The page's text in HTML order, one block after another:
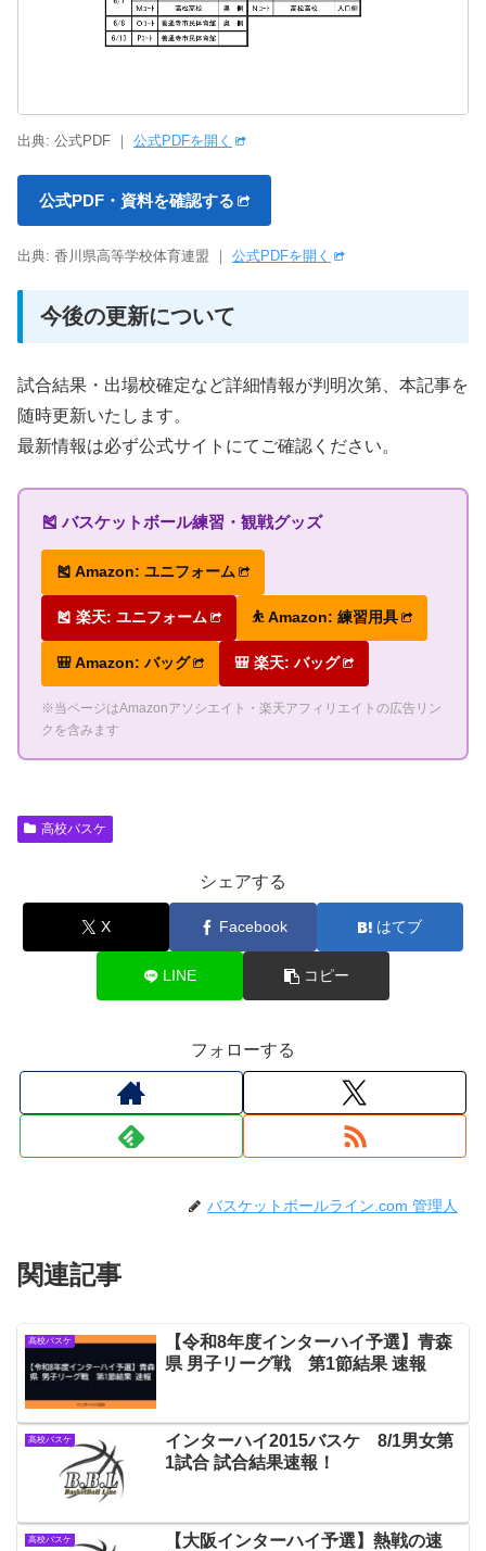
出典: 公式PDF ｜ 公式PDFを開く
公式PDF・資料を確認する
出典: 香川県高等学校体育連盟 ｜ 公式PDFを開く
今後の更新について
試合結果・出場校確定など詳細情報が判明次第、本記事を
随時更新いたします。
最新情報は必ず公式サイトにてご確認ください。
🎽 バスケットボール練習・観戦グッズ
🎽 Amazon: ユニフォーム
🎽 楽天: ユニフォーム ⛹ Amazon: 練習用具
🎒 Amazon: バッグ 🎒 楽天: バッグ
※当ページはAmazonアソシエイト・楽天アフィリエイトの広告リン
クを含みます
高校バスケ
シェアする
X Facebook はてブ
LINE コピー
フォローする
バスケットボールライン.com 管理人
関連記事
高校バスケ
【令和8年度インターハイ予選】青森
県 男子リーグ戦 第1節結果 速報
高校バスケ
インターハイ2015バスケ 8/1男女第
1試合 試合結果速報！
高校バスケ
【大阪インターハイ予選】熱戦の速